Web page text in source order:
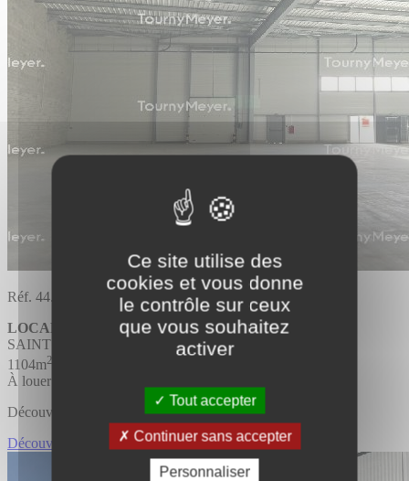
Ce site utilise des
cookies et vous donne
le contrôle sur ceux
que vous souhaitez
activer
Tout accepter
Continuer sans accepter
Personnaliser
Réf. 44.2210
LOCAL D'ACTIVITES
SAINT HERBLAIN
1104m2
À louer
Découvrir l'offre
Découvrir LOCAL D'ACTIVITES